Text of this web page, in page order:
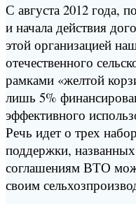
С августа 2012 года,
и начала действия
этой организацией
отечественного
рамками «желтой
лишь 5%
эффективного
Речь идет о трех
поддержки,
соглашениям ВТО
своим